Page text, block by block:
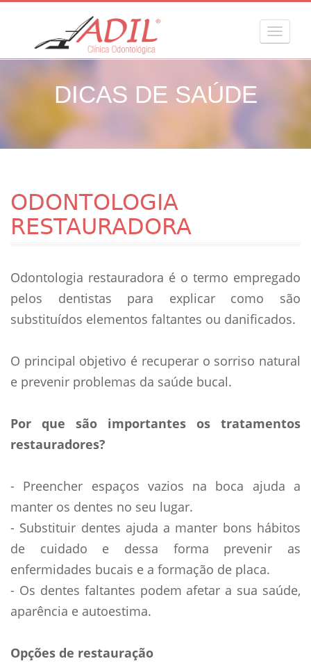
MENU
DICAS DE SAÚDE
ODONTOLOGIA
RESTAURADORA
Odontologia restauradora é o termo empregado
pelos dentistas para explicar como são
substituídos elementos faltantes ou danificados.
O principal objetivo é recuperar o sorriso natural
e prevenir problemas da saúde bucal.
Por que são importantes os tratamentos
restauradores?
- Preencher espaços vazios na boca ajuda a
manter os dentes no seu lugar.
- Substituir dentes ajuda a manter bons hábitos
de cuidado e dessa forma prevenir as
enfermidades bucais e a formação de placa.
- Os dentes faltantes podem afetar a sua saúde,
aparência e autoestima.
Opções de restauração